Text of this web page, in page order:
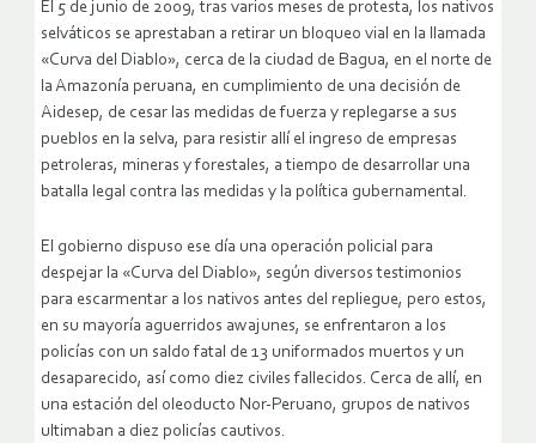
El 5 de junio de 2009, tras varios meses de protesta, los nativos
selváticos se aprestaban a retirar un bloqueo vial en la llamada
«Curva del Diablo», cerca de la ciudad de Bagua, en el norte de
la Amazonía peruana, en cumplimiento de una decisión de
Aidesep, de cesar las medidas de fuerza y replegarse a sus
pueblos en la selva, para resistir allí el ingreso de empresas
petroleras, mineras y forestales, a tiempo de desarrollar una
batalla legal contra las medidas y la política gubernamental.
El gobierno dispuso ese día una operación policial para
despejar la «Curva del Diablo», según diversos testimonios
para escarmentar a los nativos antes del repliegue, pero estos,
en su mayoría aguerridos awajunes, se enfrentaron a los
policías con un saldo fatal de 13 uniformados muertos y un
desaparecido, así como diez civiles fallecidos. Cerca de allí, en
una estación del oleoducto Nor-Peruano, grupos de nativos
ultimaban a diez policías cautivos.